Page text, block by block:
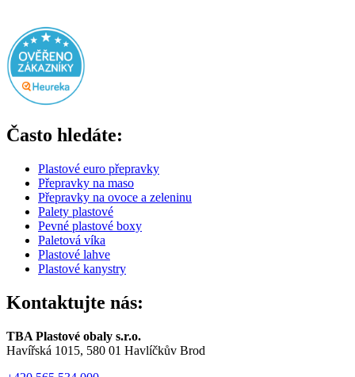
Často hledáte:
Plastové euro přepravky
Přepravky na maso
Přepravky na ovoce a zeleninu
Palety plastové
Pevné plastové boxy
Paletová víka
Plastové lahve
Plastové kanystry
Kontaktujte nás:
TBA Plastové obaly s.r.o.
Havířská 1015, 580 01 Havlíčkův Brod